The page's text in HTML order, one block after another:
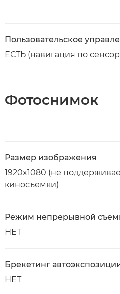
Пользовательское
ЕСТЬ (навигация по
Фотоснимок
Размер изображения
1920x1080 (не
киносъемки)
Режим непрерывной
НЕТ
Брекетинг
НЕТ